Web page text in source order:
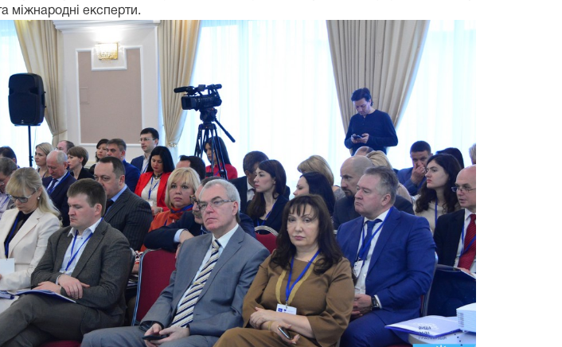
міжнародні експерти.